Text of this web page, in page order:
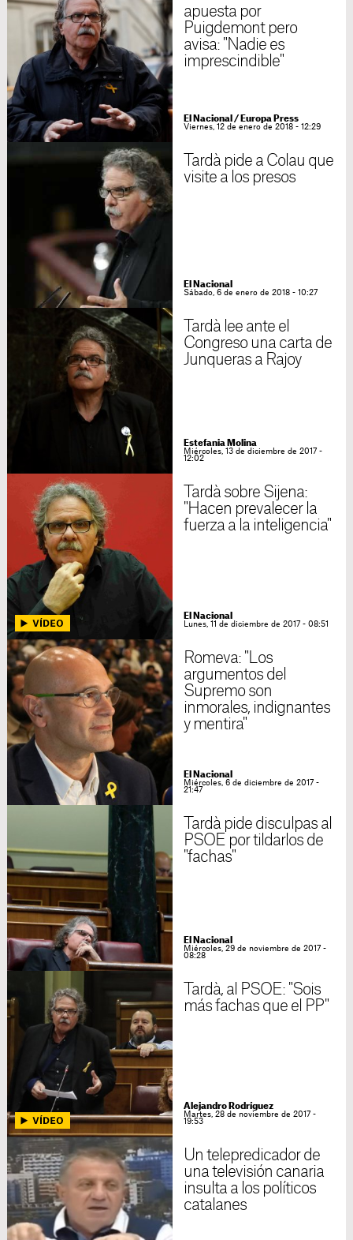
apuesta por
Puigdemont pero
avisa: "Nadie es
imprescindible"
El Nacional / Europa Press
Viernes, 12 de enero de 2018 - 12:29
Tardà pide a Colau que
visite a los presos
El Nacional
Sábado, 6 de enero de 2018 - 10:27
Tardà lee ante el
Congreso una carta de
Junqueras a Rajoy
Estefania Molina
Miércoles, 13 de diciembre de 2017 -
12:02
Tardà sobre Sijena:
"Hacen prevalecer la
fuerza a la inteligencia"
El Nacional
Lunes, 11 de diciembre de 2017 - 08:51
Romeva: "Los
argumentos del
Supremo son
inmorales, indignantes
y mentira"
El Nacional
Miércoles, 6 de diciembre de 2017 -
21:47
Tardà pide disculpas al
PSOE por tildarlos de
"fachas"
El Nacional
Miércoles, 29 de noviembre de 2017 -
08:28
Tardà, al PSOE: "Sois
más fachas que el PP"
Alejandro Rodríguez
Martes, 28 de noviembre de 2017 -
19:53
Un telepredicador de
una televisión canaria
insulta a los políticos
catalanes